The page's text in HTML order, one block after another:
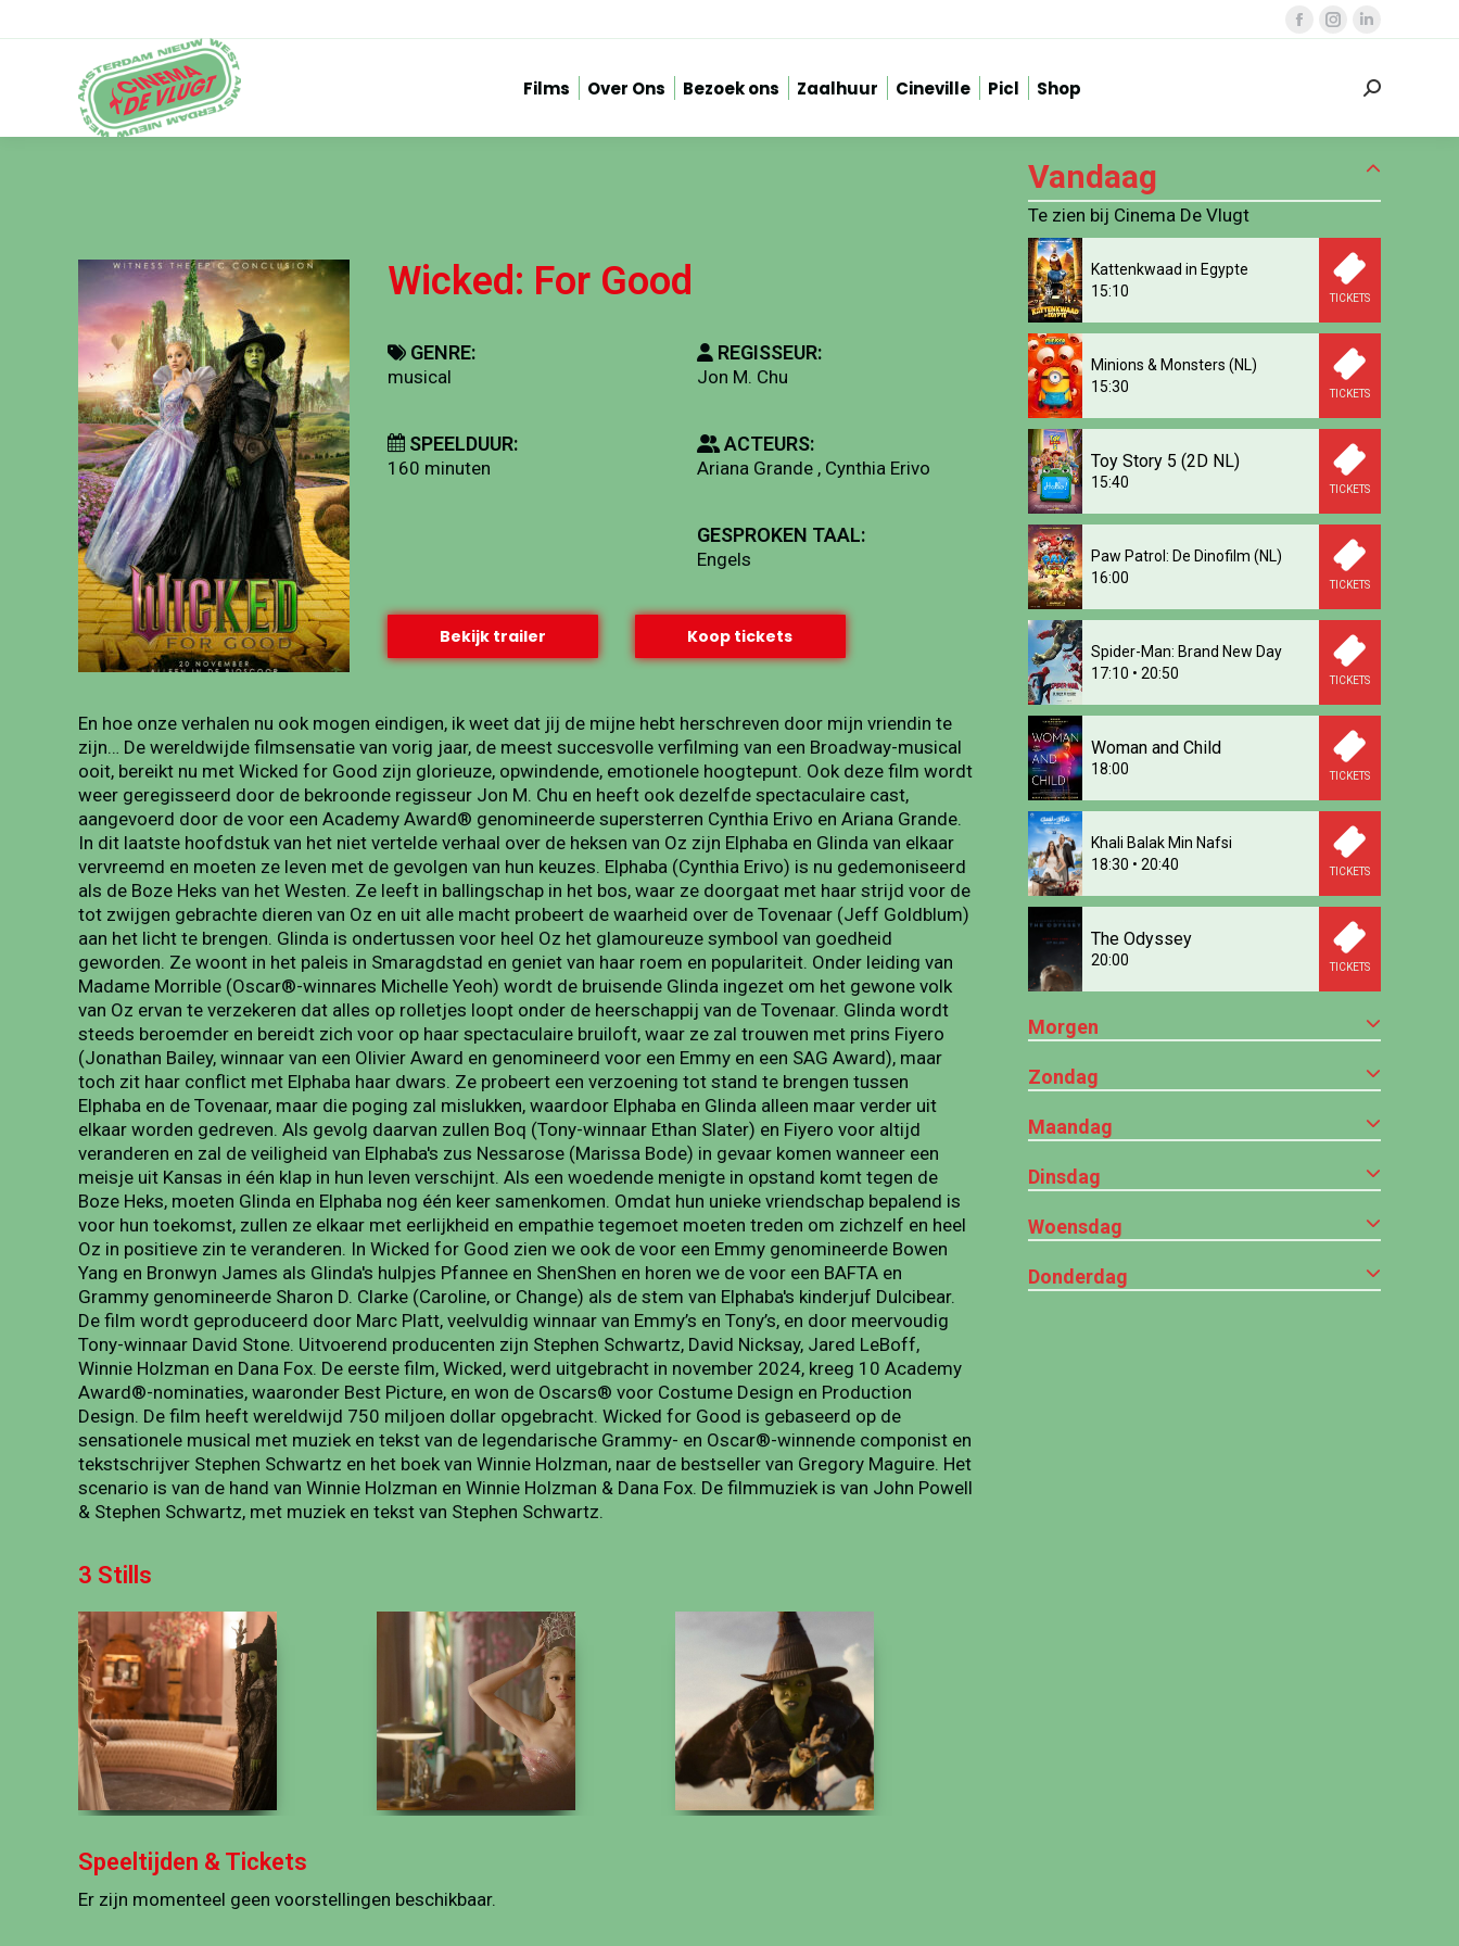
Facebook
Instagram
opens
window
Linkedin
opens
window
Films Over Ons Bezoek ons Zaalhuur Cineville Picl Shop Zoeken:
Wicked: For Good
GENRE:
musical
SPEELDUUR:
160 minuten
REGISSEUR:
Jon M. Chu
ACTEURS:
Ariana Grande , Cynthia Erivo
GESPROKEN TAAL:
Engels
Bekijk trailer Koop tickets
En hoe onze verhalen nu ook mogen eindigen, ik weet dat jij de mijne hebt herschreven door mijn vriendin te
zijn… De wereldwijde filmsensatie van vorig jaar, de meest succesvolle verfilming van een Broadway-musical
ooit, bereikt nu met Wicked for Good zijn glorieuze, opwindende, emotionele hoogtepunt. Ook deze film wordt
weer geregisseerd door de bekroonde regisseur Jon M. Chu en heeft ook dezelfde spectaculaire cast,
aangevoerd door de voor een Academy Award® genomineerde supersterren Cynthia Erivo en Ariana Grande.
In dit laatste hoofdstuk van het niet vertelde verhaal over de heksen van Oz zijn Elphaba en Glinda van elkaar
vervreemd en moeten ze leven met de gevolgen van hun keuzes. Elphaba (Cynthia Erivo) is nu gedemoniseerd
als de Boze Heks van het Westen. Ze leeft in ballingschap in het bos, waar ze doorgaat met haar strijd voor de
tot zwijgen gebrachte dieren van Oz en uit alle macht probeert de waarheid over de Tovenaar (Jeff Goldblum)
aan het licht te brengen. Glinda is ondertussen voor heel Oz het glamoureuze symbool van goedheid
geworden. Ze woont in het paleis in Smaragdstad en geniet van haar roem en populariteit. Onder leiding van
Madame Morrible (Oscar®-winnares Michelle Yeoh) wordt de bruisende Glinda ingezet om het gewone volk
van Oz ervan te verzekeren dat alles op rolletjes loopt onder de heerschappij van de Tovenaar. Glinda wordt
steeds beroemder en bereidt zich voor op haar spectaculaire bruiloft, waar ze zal trouwen met prins Fiyero
(Jonathan Bailey, winnaar van een Olivier Award en genomineerd voor een Emmy en een SAG Award), maar
toch zit haar conflict met Elphaba haar dwars. Ze probeert een verzoening tot stand te brengen tussen
Elphaba en de Tovenaar, maar die poging zal mislukken, waardoor Elphaba en Glinda alleen maar verder uit
elkaar worden gedreven. Als gevolg daarvan zullen Boq (Tony-winnaar Ethan Slater) en Fiyero voor altijd
veranderen en zal de veiligheid van Elphaba's zus Nessarose (Marissa Bode) in gevaar komen wanneer een
meisje uit Kansas in één klap in hun leven verschijnt. Als een woedende menigte in opstand komt tegen de
Boze Heks, moeten Glinda en Elphaba nog één keer samenkomen. Omdat hun unieke vriendschap bepalend is
voor hun toekomst, zullen ze elkaar met eerlijkheid en empathie tegemoet moeten treden om zichzelf en heel
Oz in positieve zin te veranderen. In Wicked for Good zien we ook de voor een Emmy genomineerde Bowen
Yang en Bronwyn James als Glinda's hulpjes Pfannee en ShenShen en horen we de voor een BAFTA en
Grammy genomineerde Sharon D. Clarke (Caroline, or Change) als de stem van Elphaba's kinderjuf Dulcibear.
De film wordt geproduceerd door Marc Platt, veelvuldig winnaar van Emmy’s en Tony’s, en door meervoudig
Tony-winnaar David Stone. Uitvoerend producenten zijn Stephen Schwartz, David Nicksay, Jared LeBoff,
Winnie Holzman en Dana Fox. De eerste film, Wicked, werd uitgebracht in november 2024, kreeg 10 Academy
Award®-nominaties, waaronder Best Picture, en won de Oscars® voor Costume Design en Production
Design. De film heeft wereldwijd 750 miljoen dollar opgebracht. Wicked for Good is gebaseerd op de
sensationele musical met muziek en tekst van de legendarische Grammy- en Oscar®-winnende componist en
tekstschrijver Stephen Schwartz en het boek van Winnie Holzman, naar de bestseller van Gregory Maguire. Het
scenario is van de hand van Winnie Holzman en Winnie Holzman & Dana Fox. De filmmuziek is van John Powell
& Stephen Schwartz, met muziek en tekst van Stephen Schwartz.
3 Stills
Speeltijden & Tickets
Er zijn momenteel geen voorstellingen beschikbaar.
Vandaag
Te zien bij Cinema De Vlugt
Kattenkwaad in Egypte
15:10
TICKETS
Minions & Monsters (NL)
15:30
TICKETS
Toy Story 5 (2D NL)
15:40 TICKETS
Paw Patrol: De Dinofilm (NL)
16:00
TICKETS
Spider-Man: Brand New Day
17:10 • 20:50 TICKETS
Woman and Child
18:00 TICKETS
Khali Balak Min Nafsi
18:30 • 20:40 TICKETS
The Odyssey
20:00 TICKETS
Morgen
Zondag
Maandag
Dinsdag
Woensdag
Donderdag